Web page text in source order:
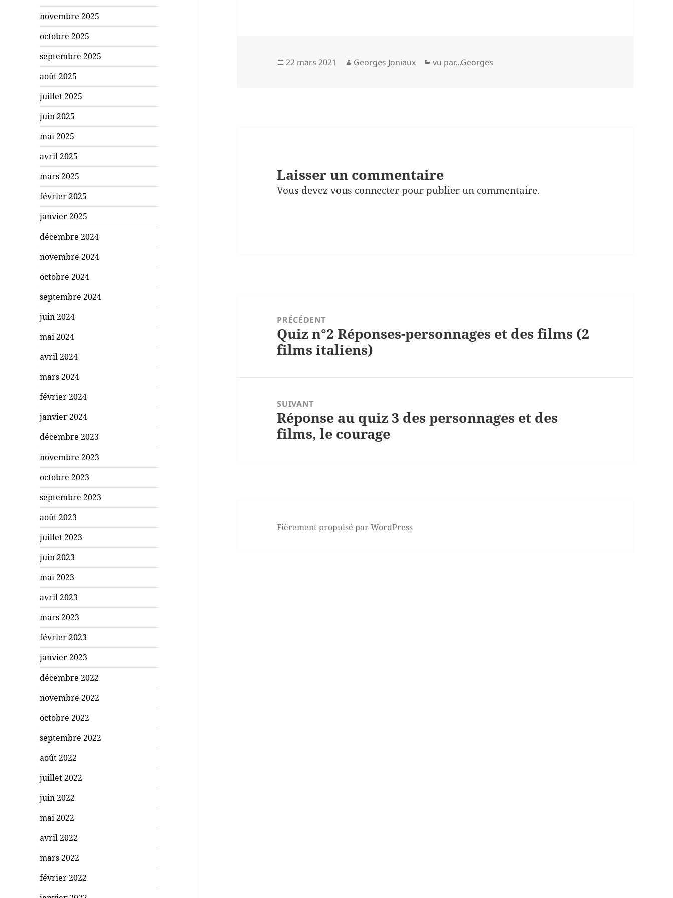
novembre 2025
octobre 2025
septembre 2025
août 2025
juillet 2025
juin 2025
mai 2025
avril 2025
mars 2025
février 2025
janvier 2025
décembre 2024
novembre 2024
octobre 2024
septembre 2024
juin 2024
mai 2024
avril 2024
mars 2024
février 2024
janvier 2024
décembre 2023
novembre 2023
octobre 2023
septembre 2023
août 2023
juillet 2023
juin 2023
mai 2023
avril 2023
mars 2023
février 2023
janvier 2023
décembre 2022
novembre 2022
octobre 2022
septembre 2022
août 2022
juillet 2022
juin 2022
mai 2022
avril 2022
mars 2022
février 2022
Publié
22 mars 2021 Auteur
Georges Joniaux Catégories
vu par...Georges
Laisser un commentaire
Vous devezvous connecterpour publier un commentaire.
PRÉCÉDENT
Article
précédent :
Quiz n°2 Réponses-personnages et des films (2
films italiens)
SUIVANT
Article
suivant :
Réponse au quiz 3 des personnages et des
films, le courage
Fièrement propulsé par WordPress